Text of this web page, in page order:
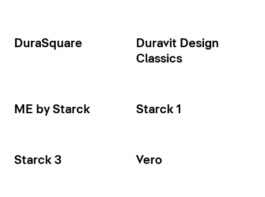
DuraSquare
Duravit Design
Classics
ME by Starck Starck 1
Starck 3 Vero